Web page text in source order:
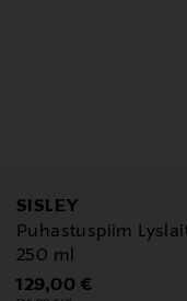
SISLEY
Puhastuspiim
250 ml
Original Price
129,00 €